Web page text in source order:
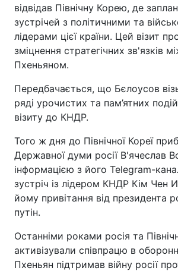
відвідав Північну Корею, де
зустрічей з політичними та
лідерами цієї країни. Цей візит
зміцнення стратегічних зв'язків
Пхеньяном.
Передбачається, що Бєлоусов
ряді урочистих та пам’ятних
візиту до КНДР.
Того ж дня до Північної Кореї
Державної думи росії В'ячеслав
інформацією з його Telegram-
зустріч із лідером КНДР Кім Чен
йому привітання від президента
путін.
Останніми роками росія та
активізували співпрацю в
Пхеньян підтримав війну росії